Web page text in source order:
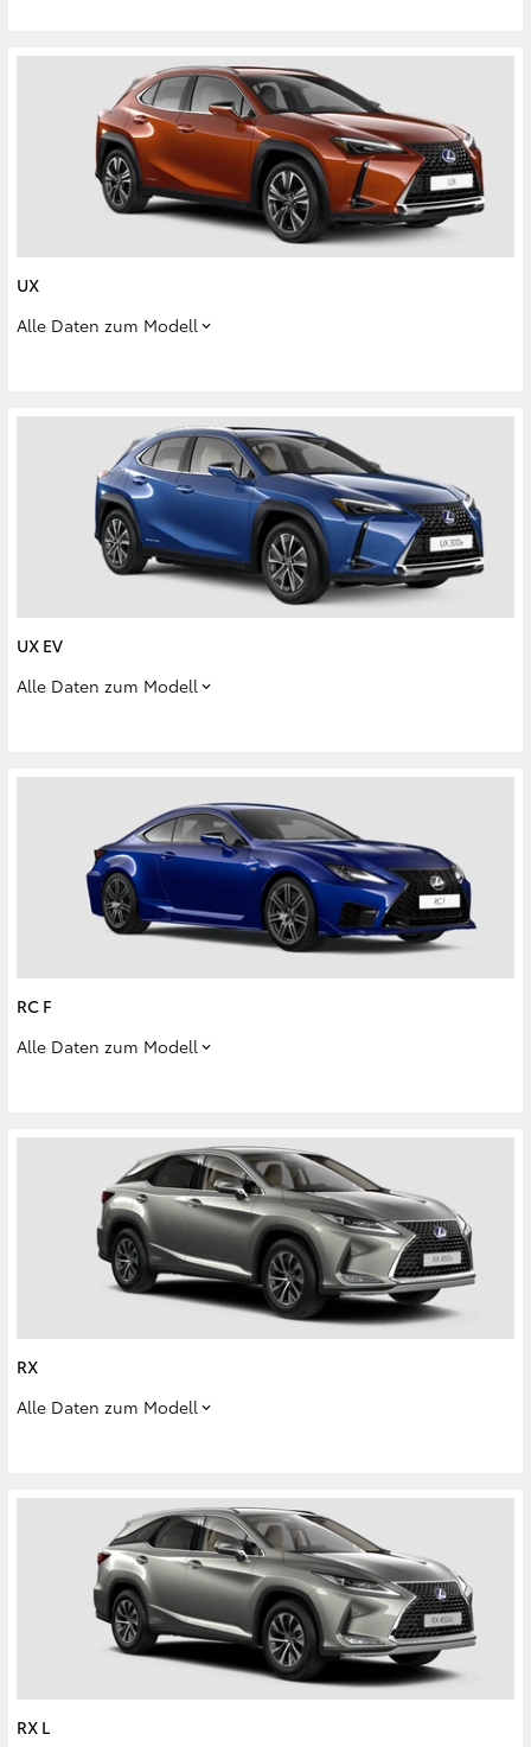
UX
Alle Daten zum Modell
UX EV
Alle Daten zum Modell
RC F
Alle Daten zum Modell
RX
Alle Daten zum Modell
RX L